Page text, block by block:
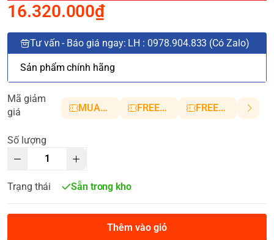
16.320.000₫
Tư vấn - Báo giá ngay: LH : 0978.904.833 (Có Zalo)
Sản phẩm chính hãng
Mã giảm
giá
MUANHANH01 FREESHIP5 FREESHIP10
Số lượng
Trạng thái Sẵn trong kho
Thêm vào giỏ